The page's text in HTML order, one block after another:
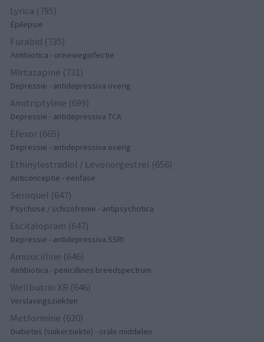
Lyrica (795)
Epilepsie
Furabid (735)
Antibiotica - urineweginfectie
Mirtazapine (731)
Depressie - antidepressiva overig
Amitriptyline (699)
Depressie - antidepressiva TCA
Efexor (665)
Depressie - antidepressiva overig
Ethinylestradiol / Levonorgestrel (656)
Anticonceptie - eenfase
Seroquel (647)
Psychose / schizofrenie - antipsychotica
Escitalopram (647)
Depressie - antidepressiva SSRI
Amoxicilline (646)
Antibiotica - penicillines breedspectrum
Wellbutrin XR (646)
Verslavingsziekten
Metformine (620)
Diabetes (suikerziekte) - orale middelen